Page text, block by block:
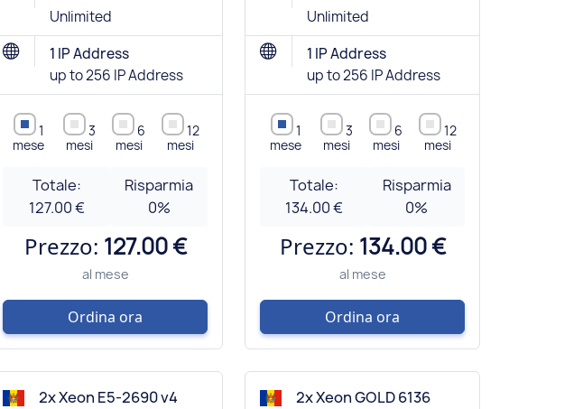
Unlimited
1 IP Address
up to 256 IP Address
1
mese
3
mesi
6
mesi
12
mesi
Totale:
127.00 €
Risparmia
0%
Prezzo: 127.00 €
al mese
Ordina ora
Unlimited
1 IP Address
up to 256 IP Address
1
mese
3
mesi
6
mesi
12
mesi
Totale:
134.00 €
Risparmia
0%
Prezzo: 134.00 €
al mese
Ordina ora
2x Xeon E5-2690 v4 2x Xeon GOLD 6136